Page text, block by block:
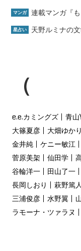
マンガ 連載マンガ『
星占い 天野ルミナの
e.e.カミングズ 青山
大篠夏彦
大畑ゆかり
金井純
ケニー敏江
菅原美架
仙田学
谷輪洋一
田山了一
長岡しおり
萩野篤
三浦俊彦
水野翼
ラモーナ・ツァラヌ